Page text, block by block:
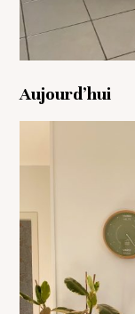
Aujourd’hui